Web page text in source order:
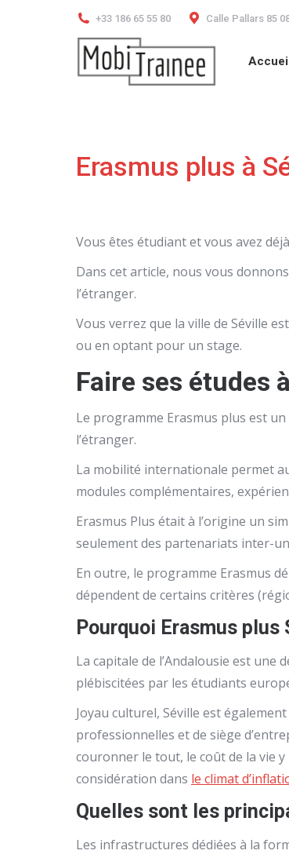
+33 186 65 55 80 Calle Pallars 85
Erasmus plus à
Vous êtes étudiant et vous avez
Dans cet article, nous vous
l’étranger.
Vous verrez que la ville de Séville
ou en optant pour un stage.
Faire ses études
Le programme Erasmus plus est
l’étranger.
La mobilité internationale permet
modules complémentaires,
Erasmus Plus était à l’origine un
seulement des partenariats inter-
En outre, le programme Erasmus
dépendent de certains critères
Pourquoi Erasmus
La capitale de l’Andalousie est une
plébiscitées par les étudiants
Joyau culturel, Séville est
professionnelles et de siège
couronner le tout, le coût de la vie
considération dans le climat
Quelles sont les
Les infrastructures dédiées à la